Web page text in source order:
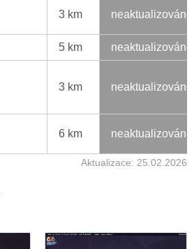
3 km neaktualizováno
5 km neaktualizováno
3 km neaktualizováno
6 km neaktualizováno
Aktualizace: 25.02.2026